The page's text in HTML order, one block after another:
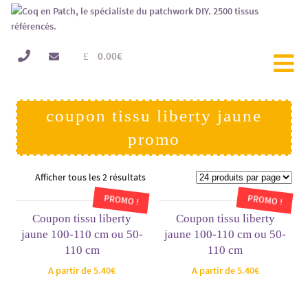
0.00€
coupon tissu liberty jaune
promo
Afficher tous les 2 résultats
PROMO !
Coupon tissu liberty
jaune 100-110 cm ou 50-
110 cm
A partir de5.40€
PROMO !
Coupon tissu liberty
jaune 100-110 cm ou 50-
110 cm
A partir de5.40€